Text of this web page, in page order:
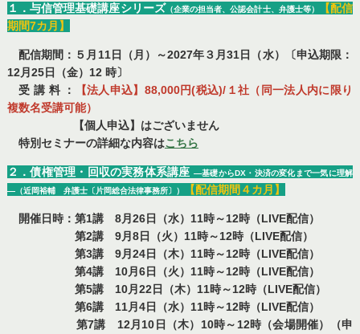
１．与信管理基礎講座シリーズ （企業の担当者、公認会計士、弁護士等）
【配信
期間7カ月】
配信期間：５月11日（月）～2027年３月31日（水）〔申込期限：
12月25日（金）12 時〕
受 講 料 ：
【法人申込】88,000円(税込)/１社（同一法人内に限り
複数名受講可能）
【個人申込】はございません
特別セミナーの詳細な内容はこちら
２．債権管理・回収の実務体系講座 ―基礎からDX・決済の変化まで一気に理解
―（近岡裕輔 弁護士〔片岡総合法律事務所〕）
【配信期間４カ月】
開催日時：第1講 8月26日（水）11時～12時（LIVE配信）
第2講 9月8日（火）11時～12時（LIVE配信）
第3講 9月24日（木）11時～12時（LIVE配信）
第4講 10月6日（火）11時～12時（LIVE配信）
第5講 10月22日（木）11時～12時（LIVE配信）
第6講 11月4日（水）11時～12時（LIVE配信）
第7講 12月10日（木）10時～12時（会場開催）（申